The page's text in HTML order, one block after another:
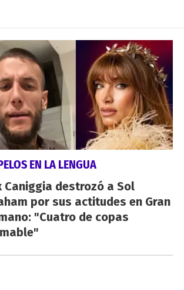
EN LA LENGUA
Caniggia destrozó a Sol
por sus actitudes en Gran
"Cuatro de copas